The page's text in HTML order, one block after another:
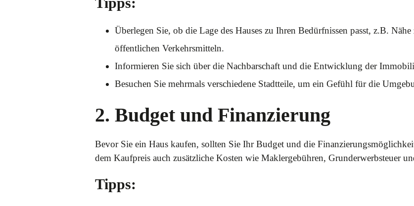
Überlegen Sie, ob die Lage des Hauses zu Ihren Bedürfnissen passt, z.B.
öffentlichen Verkehrsmitteln.
Informieren Sie sich über die Nachbarschaft und die Entwicklung der
Besuchen Sie mehrmals verschiedene Stadtteile, um ein Gefühl für die
2. Budget und Finanzierung
Bevor Sie ein Haus kaufen, sollten Sie Ihr Budget und die
dem Kaufpreis auch zusätzliche Kosten wie Maklergebühren, Grunderwerbsteuer
Tipps: